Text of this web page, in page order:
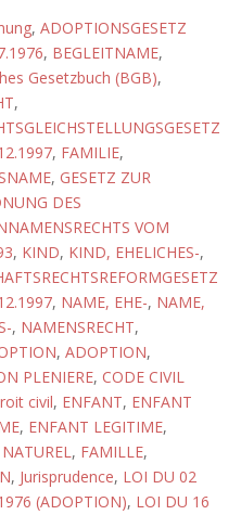
, ADOPTIONSGESETZ
, BEGLEITNAME,
Gesetzbuch (BGB),
,
, FAMILIE,
, GESETZ ZUR
DES
VOM
, KIND, KIND, EHELICHES-,
, NAME, EHE-, NAME,
, NAMENSRECHT,
, ADOPTION,
PLENIERE, CODE CIVIL
civil, ENFANT, ENFANT
, ENFANT LEGITIME,
, FAMILLE,
, Jurisprudence, LOI DU 02
(ADOPTION), LOI DU 16